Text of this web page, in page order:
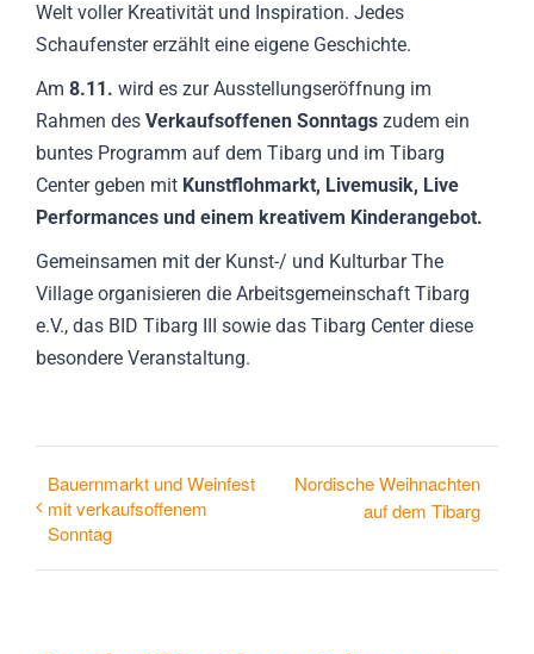
Welt voller Kreativität und Inspiration. Jedes
Schaufenster erzählt eine eigene Geschichte.
Am 8.11. wird es zur Ausstellungseröffnung im
Rahmen des Verkaufsoffenen Sonntags zudem ein
buntes Programm auf dem Tibarg und im Tibarg
Center geben mit Kunstflohmarkt, Livemusik, Live
Performances und einem kreativem Kinderangebot.
Gemeinsamen mit der Kunst-/ und Kulturbar The
Village organisieren die Arbeitsgemeinschaft Tibarg
e.V., das BID Tibarg III sowie das Tibarg Center diese
besondere Veranstaltung.
Bauernmarkt und Weinfest
mit verkaufsoffenem
Sonntag
Nordische Weihnachten
auf dem Tibarg